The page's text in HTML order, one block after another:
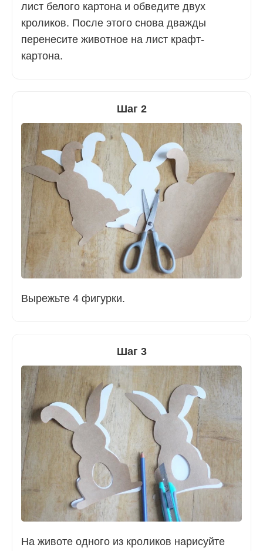
лист белого картона и обведите двух
кроликов. После этого снова дважды
перенесите животное на лист крафт-
картона.
Шаг 2
Вырежьте 4 фигурки.
Шаг 3
На животе одного из кроликов нарисуйте